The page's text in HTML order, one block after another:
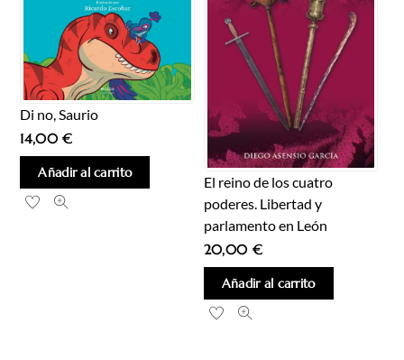
Di no, Saurio
14,00€
Añadir al carrito
El reino de los cuatro
poderes. Libertad y
parlamento en León
20,00 €
Añadir al carrito